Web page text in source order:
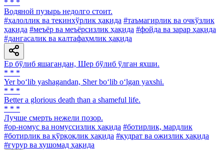
* * *
Водяной пузырь недолго стоит.
#ҳалоллик ва текинхўрлик ҳақида #таъмагирлик ва очкўзлик
ҳақида #меъёр ва меъёрсизлик ҳақида #фойда ва зарар ҳақида
#дангасалик ва калтафаҳмлик ҳақида
Ер бўлиб яшагандан, Шер бўлиб ўлган яхши.
* * *
Yer bo‘lib yashagandan, Sher bo‘lib o‘lgan yaxshi.
* * *
Better a glorious death than a shameful life.
* * *
Лучше смерть нежели позор.
#ор-номус ва номуссизлик ҳақида #ботирлик, мардлик
#ботирлик ва қўрқоқлик ҳақида #қудрат ва ожизлик ҳақида
#ғурур ва хушомад ҳақида